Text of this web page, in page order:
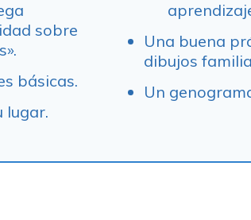
sobre
básicas.
lugar.
Una buena
dibujos
Un